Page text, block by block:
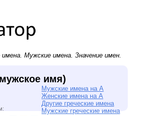
имена. Мужские имена. Значение имен.
имя)
Мужские имена на А
Женские имена на А
Другие греческие имена
Мужские греческие имена